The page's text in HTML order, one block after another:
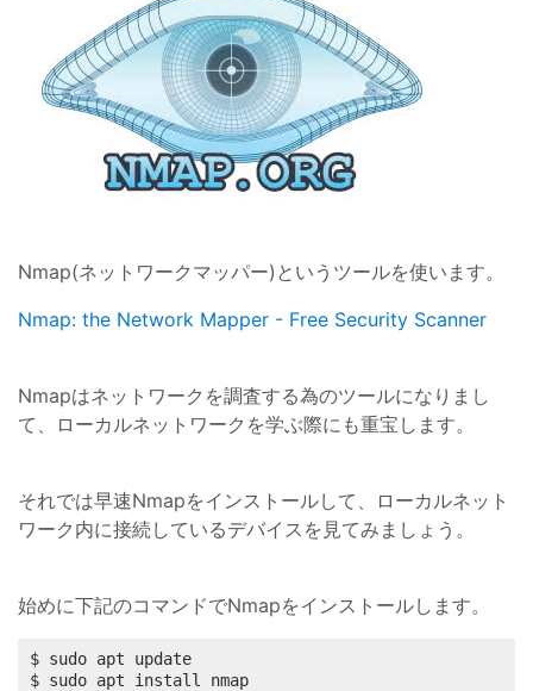
Nmap(ネットワークマッパー)というツールを使います。
Nmap: the Network Mapper - Free Security Scanner
Nmapはネットワークを調査する為のツールになりまし
て、ローカルネットワークを学ぶ際にも重宝します。
それでは早速Nmapをインストールして、ローカルネット
ワーク内に接続しているデバイスを見てみましょう。
始めに下記のコマンドでNmapをインストールします。
$ sudo apt update
$ sudo apt install nmap